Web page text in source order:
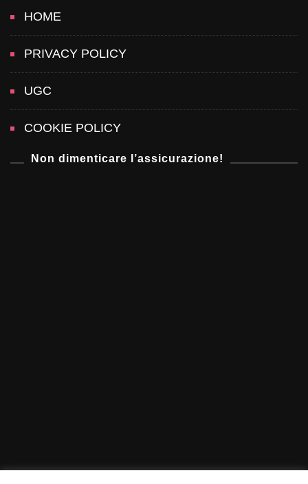
t
i
o
n
HOME
PRIVACY POLICY
UGC
COOKIE POLICY
Non dimenticare l’assicurazione!